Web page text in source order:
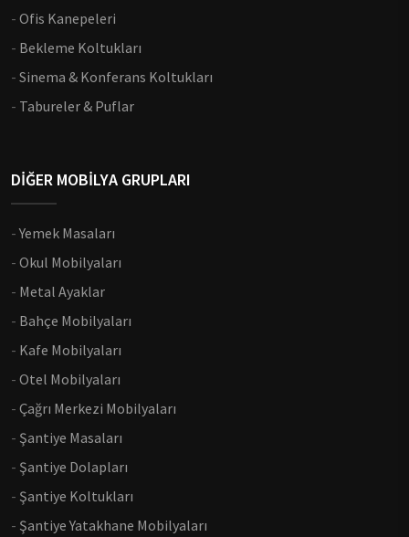
- Ofis Kanepeleri
- Bekleme Koltukları
- Sinema & Konferans Koltukları
- Tabureler & Puflar
DİĞER MOBİLYA GRUPLARI
-Yemek Masaları
- Okul Mobilyaları
- Metal Ayaklar
- Bahçe Mobilyaları
- Kafe Mobilyaları
- Otel Mobilyaları
- Çağrı Merkezi Mobilyaları
- Şantiye Masaları
- Şantiye Dolapları
- Şantiye Koltukları
- Şantiye Yatakhane Mobilyaları